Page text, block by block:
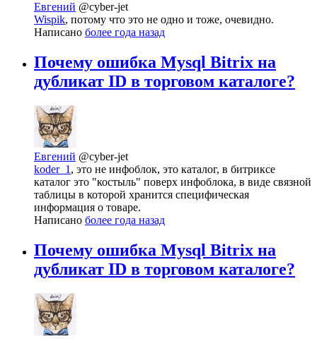
Евгений @cyber-jet
Wispik, потому что это не одно и тоже, очевидно.
Написано более года назад
Почему ошибка Mysql Bitrix на
дубликат ID в торговом каталоге?
Евгений @cyber-jet
koder_1 , это не инфоблок, это каталог, в битриксе
каталог это "костыль" поверх инфоблока, в виде связной
таблицы в которой хранится специфическая
информация о товаре.
Написано более года назад
Почему ошибка Mysql Bitrix на
дубликат ID в торговом каталоге?